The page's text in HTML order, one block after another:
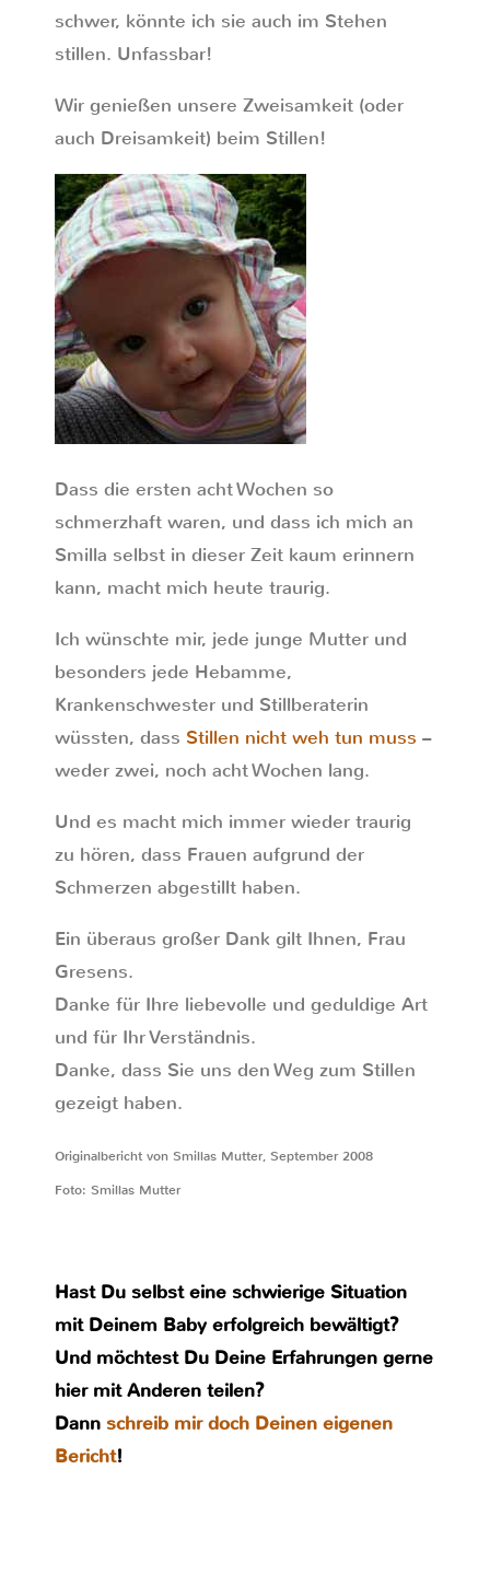
schwer, könnte ich sie auch im Stehen
stillen. Unfassbar!
Wir genießen unsere Zweisamkeit (oder
auch Dreisamkeit) beim Stillen!
Dass die ersten acht Wochen so
schmerzhaft waren, und dass ich mich an
Smilla selbst in dieser Zeit kaum erinnern
kann, macht mich heute traurig.
Ich wünschte mir, jede junge Mutter und
besonders jede Hebamme,
Krankenschwester und Stillberaterin
wüssten, dass Stillen nicht weh tun muss –
weder zwei, noch acht Wochen lang.
Und es macht mich immer wieder traurig
zu hören, dass Frauen aufgrund der
Schmerzen abgestillt haben.
Ein überaus großer Dank gilt Ihnen, Frau
Gresens.
Danke für Ihre liebevolle und geduldige Art
und für Ihr Verständnis.
Danke, dass Sie uns den Weg zum Stillen
gezeigt haben.
Originalbericht von Smillas Mutter, September 2008
Foto: Smillas Mutter
Hast Du selbst eine schwierige Situation
mit Deinem Baby erfolgreich bewältigt?
Und möchtest Du Deine Erfahrungen gerne
hier mit Anderen teilen?
Dann schreib mir doch Deinen eigenen
Bericht!